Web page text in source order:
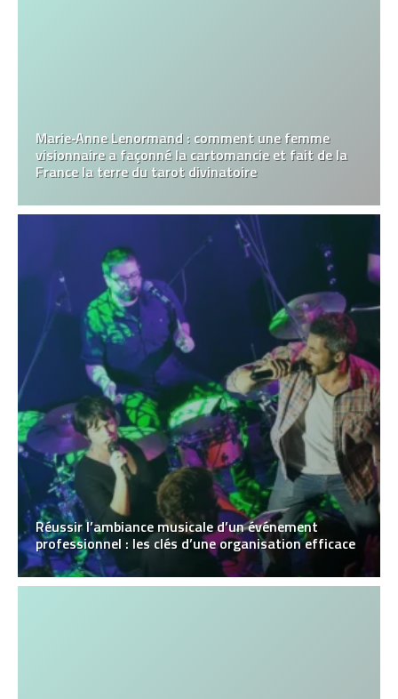
Marie‑Anne Lenormand : comment une femme
visionnaire a façonné la cartomancie et fait de la
France la terre du tarot divinatoire
Réussir l’ambiance musicale d’un événement
professionnel : les clés d’une organisation efficace